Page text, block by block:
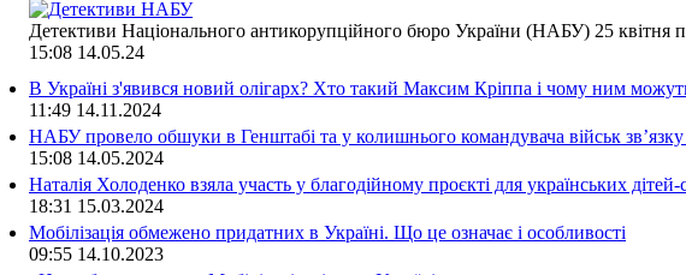
Детективи Національного антикорупційного бюро України (НАБУ) 25 квітня
15:08 14.05.24
В Україні з'явився новий олігарх? Хто такий Максим Кріппа і чому ним
11:49 14.11.2024
НАБУ провело обшуки в Генштабі та у колишнього командувача військ
15:08 14.05.2024
Наталія Холоденко взяла участь у благодійному проєкті для українських дітей-
18:31 15.03.2024
Мобілізація обмежено придатних в Україні. Що це означає і особливості
09:55 14.10.2023